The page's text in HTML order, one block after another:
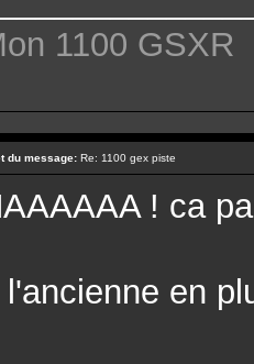
1100 GSXR
du message: Re: 1100 gex piste
! ca
l'ancienne en